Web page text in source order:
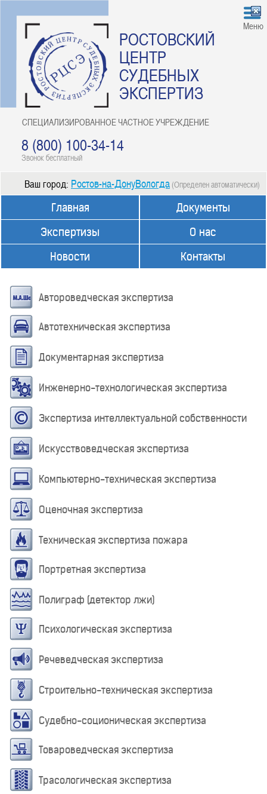
РОСТОВСКИЙ
ЦЕНТР
СУДЕБНЫХ
ЭКСПЕРТИЗ
СПЕЦИАЛИЗИРОВАННОЕ ЧАСТНОЕ УЧРЕЖДЕНИЕ
8 (800) 100-34-14
Звонок бесплатный
Меню
Ваш город: Ростов-на-ДонуВологда (Определен автоматически)
Главная
Экспертизы
Новости
Документы
О нас
Контакты
Автороведческая экспертиза
Автотехническая экспертиза
Документарная экспертиза
Инженерно-технологическая экспертиза
Экспертиза интеллектуальной собственности
Искусствоведческая экспертиза
Компьютерно-техническая экспертиза
Оценочная экспертиза
Техническая экспертиза пожара
Портретная экспертиза
Полиграф (детектор лжи)
Психологическая экспертиза
Речеведческая экспертиза
Строительно-техническая экспертиза
Судебно-соционическая экспертиза
Товароведческая экспертиза
Трасологическая экспертиза